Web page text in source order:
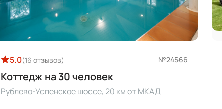
5.0(4 отзыва) №24548
Коттедж на 50 человек
Дмитровское шоссе, 17 км от МКАД